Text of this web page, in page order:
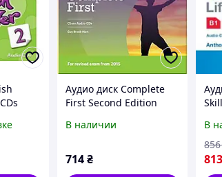
Аудио диск Complete
First Second Edition
В наличии
714₴
CDs
В
813
856